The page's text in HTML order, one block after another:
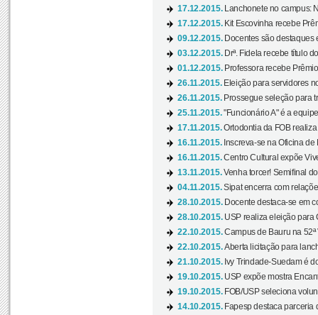
17.12.2015.
Lanchonete no campus:
17.12.2015. Kit Escovinha recebe
09.12.2015. Docentes são destaques
03.12.2015. Drª. Fidela recebe título
01.12.2015. Professora recebe
26.11.2015. Eleição para servidores
26.11.2015. Prossegue seleção para
25.11.2015."Funcionário A" é a
17.11.2015.Ortodontia da FOB
16.11.2015. Inscreva-se na Oficina
16.11.2015.Centro Cultural expõe
13.11.2015.Venha torcer! Semifinal
04.11.2015.Sipat encerra com
28.10.2015. Docente destaca-se em
28.10.2015. USP realiza eleição para
22.10.2015.Campus de Bauru na
22.10.2015.Aberta licitação para
21.10.2015. Ivy Trindade-Suedam é
19.10.2015. USP expõe mostra
19.10.2015. FOB/USP seleciona
14.10.2015. Fapesp destaca parceria